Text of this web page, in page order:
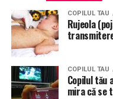
COPILUL TAU
Rujeola
COPILUL TAU
Copilul tău
mira că se